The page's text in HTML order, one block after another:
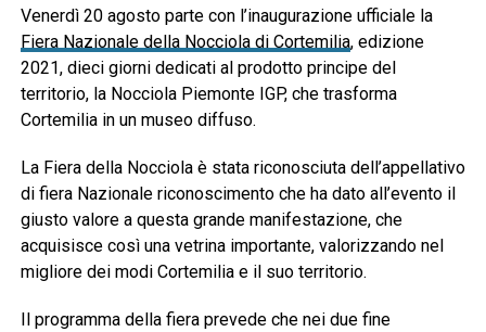
Venerdì 20 agosto parte con l’inaugurazione ufficiale la
Fiera Nazionale della Nocciola di Cortemilia, edizione
2021, dieci giorni dedicati al prodotto principe del
territorio, la Nocciola Piemonte IGP, che trasforma
Cortemilia in un museo diffuso.
La Fiera della Nocciola è stata riconosciuta dell’appellativo
di fiera Nazionale riconoscimento che ha dato all’evento il
giusto valore a questa grande manifestazione, che
acquisisce così una vetrina importante, valorizzando nel
migliore dei modi Cortemilia e il suo territorio.
Il programma della fiera prevede che nei due fine